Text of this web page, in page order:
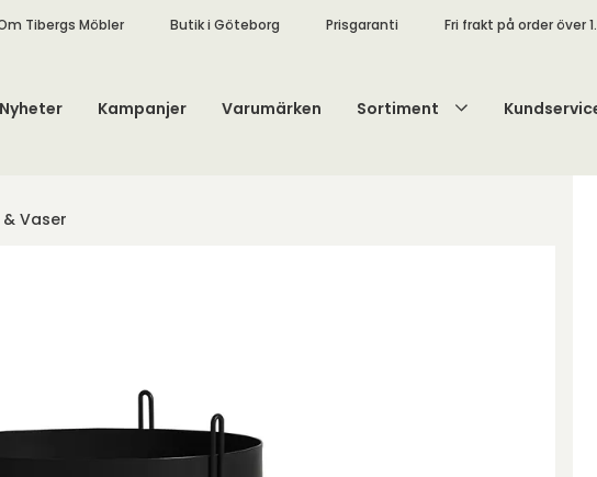
Tibergs Möbler Butik i Göteborg Prisgaranti Fri frakt på order över
Nyheter Kampanjer Varumärken Sortiment
Vaser